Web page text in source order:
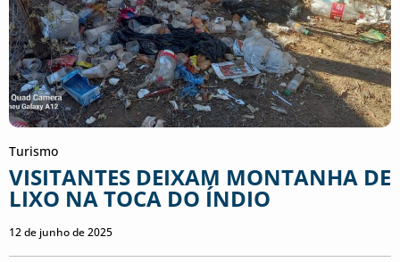
Turismo
VISITANTES DEIXAM MONTANHA DE
LIXO NA TOCA DO ÍNDIO
12 de junho de 2025